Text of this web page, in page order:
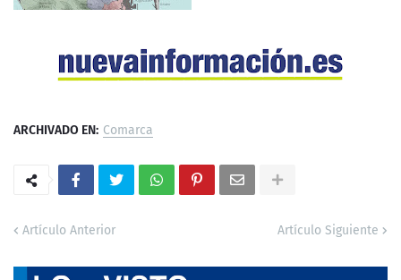
ARCHIVADO EN: Comarca
Artículo Anterior Artículo Siguiente